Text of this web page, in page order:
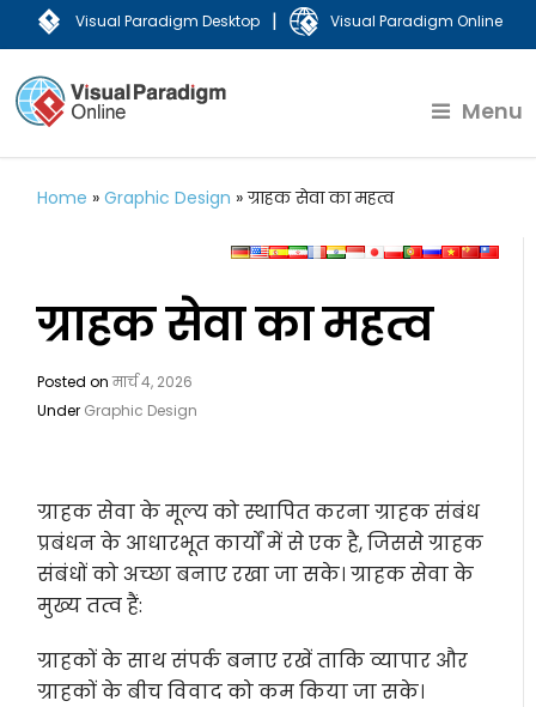
Visual Paradigm Desktop | Visual Paradigm Online
Menu
Home »Graphic Design »ग्राहक सेवा का महत्व
ग्राहक सेवा का महत्व
Posted onमार्च 4, 2026
Under Graphic Design
ग्राहक सेवा के मूल्य को स्थापित करना ग्राहक संबंध
प्रबंधन के आधारभूत कार्यों में से एक है, जिससे ग्राहक
संबंधों को अच्छा बनाए रखा जा सके। ग्राहक सेवा के
मुख्य तत्व हैं:
ग्राहकों के साथ संपर्क बनाए रखें ताकि व्यापार और
ग्राहकों के बीच विवाद को कम किया जा सके।